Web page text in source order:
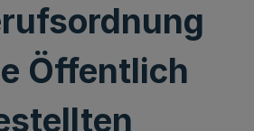
Öffentlich